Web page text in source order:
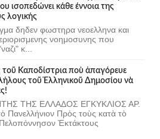
ισοπεδώνει κάθε έννοια της
λογικής
δηδεν φωστηρα νεοελληνα και
νοημοσυνης που
κ...
τοῦ Καποδίστρια ποὺ ἀπαγόρευε
τοῦ Ἑλληνικοῦ Δημοσίου νὰ
ΤΗΣ ΕΛΛΑΔΟΣ ΕΓΚΥΚΛΙΟΣ ΑΡ.
Πανελλήνιον Πρὸς τοὺς κατὰ τὸ
Πελοπόννησον Ἐκτάκτους